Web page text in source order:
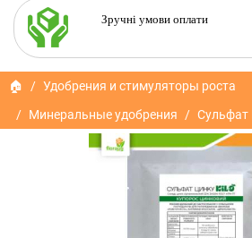
Зручні умови оплати
🏠
Удобрения и стимуляторы роста
Минеральные удобрения
Сульфат